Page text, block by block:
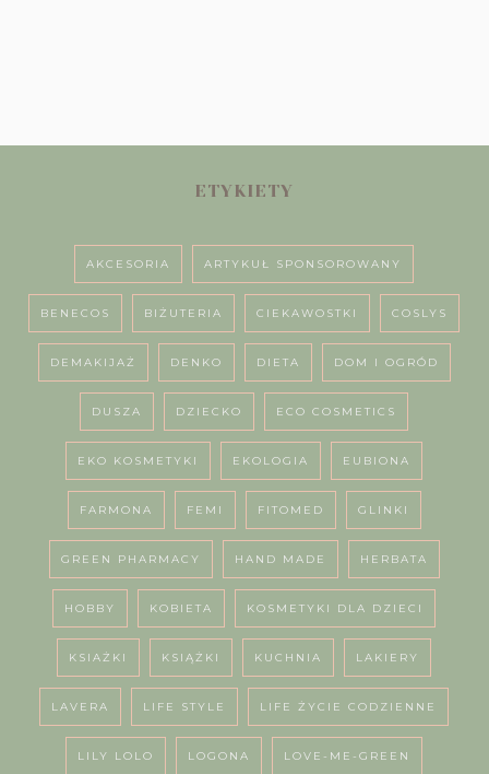
ETYKIETY
AKCESORIA ARTYKUŁ SPONSOROWANY
BENECOS BIŻUTERIA CIEKAWOSTKI COSLYS
DEMAKIJAŻ DENKO DIETA DOM I OGRÓD
DUSZA DZIECKO ECO COSMETICS
EKO KOSMETYKI EKOLOGIA EUBIONA
FARMONA FEMI FITOMED GLINKI
GREEN PHARMACY HAND MADE HERBATA
HOBBY KOBIETA KOSMETYKI DLA DZIECI
KSIAŻKI KSIĄŻKI KUCHNIA LAKIERY
LAVERA LIFE STYLE LIFE ŻYCIE CODZIENNE
LILY LOLO LOGONA LOVE-ME-GREEN